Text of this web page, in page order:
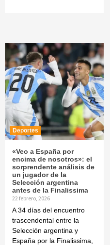
Deportes
«Veo a España por
encima de nosotros»: el
sorprendente análisis de
un jugador de la
Selección argentina
antes de la Finalissima
22 febrero, 2026
A 34 días del encuentro
trascendental entre la
Selección argentina y
España por la Finalissima,